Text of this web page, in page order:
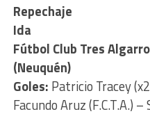
Repechaje
Ida
Fútbol Club Tres
(Neuquén)
Goles: Patricio Tracey
Facundo Aruz (F.C.T.A.)